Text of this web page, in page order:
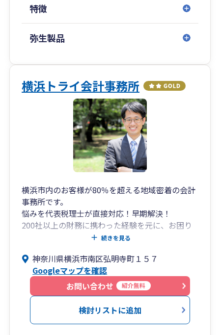
・社労士事務所併設
・税務調査対策
〇節税よりもお金を残すことが大事
安易な節税策に走るより、手元にお金が残る方法
特徴
弥生製品
横浜トライ会計事務所
横浜市内のお客様が80％を超える地域密着の会計
事務所です。
悩みを代表税理士が直接対応！早期解決！
200社以上の財務に携わった経験を元に、お困り
ごとに素早く対応していきます。
つ情報をお届けします。
続きを見る
神奈川県横浜市南区弘明寺町１５７
Googleマップを確認
お問い合わせ
紹介無料
検討リストに追加